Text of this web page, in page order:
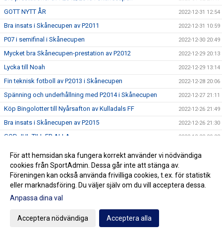
GOTT NYTT ÅR 2022-12-31 12:54
Bra insats i Skånecupen av P2011 2022-12-31 10:59
P07 i semifinal i Skånecupen 2022-12-30 20:49
Mycket bra Skånecupen-prestation av P2012 2022-12-29 20:13
Lycka till Noah 2022-12-29 13:14
Fin teknisk fotboll av P2013 i Skånecupen 2022-12-28 20:06
Spänning och underhållning med P2014 i Skånecupen 2022-12-27 21:11
Köp Bingolotter till Nyårsafton av Kulladals FF 2022-12-26 21:49
Bra insats i Skånecupen av P2015 2022-12-26 21:30
GOD JUL TILL ER ALLA 2022-12-23 20:23
P2010 avslutade säsongen med beachvolleyboll
Köp era Jul-Bingolotter av Kulladals FF vid ICA Kvantum
Malmborgs Mobilia
2022-12-11 11:50
Nyförvärv och återvändare till A-laget
För att hemsidan ska fungera korrekt använder vi nödvändiga
cookies från SportAdmin. Dessa går inte att stänga av.
Föreningen kan också använda frivilliga cookies, t.ex. för statistik
eller marknadsföring. Du väljer själv om du vill acceptera dessa.
Anpassa dina val
Acceptera nödvändiga Acceptera alla